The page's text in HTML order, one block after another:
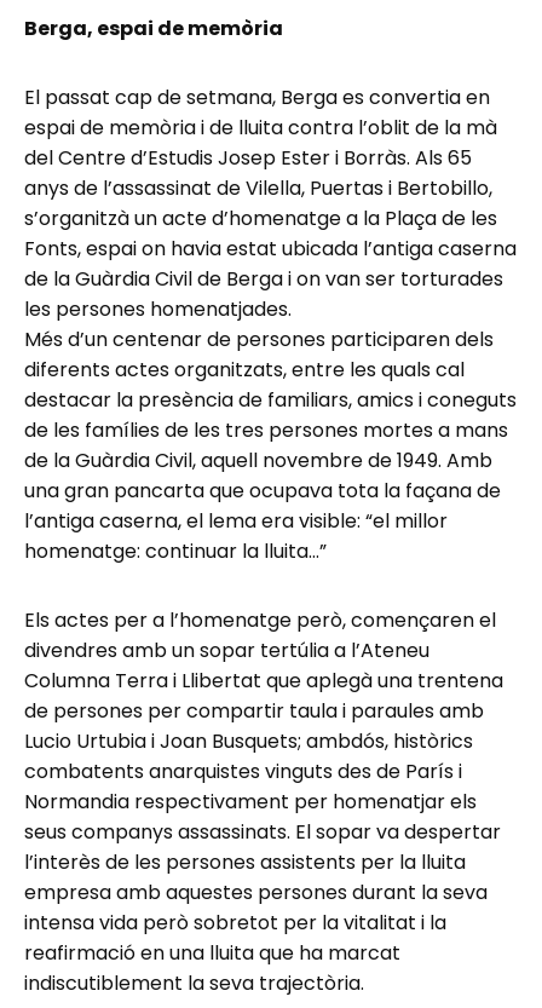
Berga, espai de memòria
El passat cap de setmana, Berga es convertia en
espai de memòria i de lluita contra l’oblit de la mà
del Centre d’Estudis Josep Ester i Borràs. Als 65
anys de l’assassinat de Vilella, Puertas i Bertobillo,
s’organitzà un acte d’homenatge a la Plaça de les
Fonts, espai on havia estat ubicada l’antiga caserna
de la Guàrdia Civil de Berga i on van ser torturades
les persones homenatjades.
Més d’un centenar de persones participaren dels
diferents actes organitzats, entre les quals cal
destacar la presència de familiars, amics i coneguts
de les famílies de les tres persones mortes a mans
de la Guàrdia Civil, aquell novembre de 1949. Amb
una gran pancarta que ocupava tota la façana de
l’antiga caserna, el lema era visible: “el millor
homenatge: continuar la lluita…”
Els actes per a l’homenatge però, començaren el
divendres amb un sopar tertúlia a l’Ateneu
Columna Terra i Llibertat que aplegà una trentena
de persones per compartir taula i paraules amb
Lucio Urtubia i Joan Busquets; ambdós, històrics
combatents anarquistes vinguts des de París i
Normandia respectivament per homenatjar els
seus companys assassinats. El sopar va despertar
l’interès de les persones assistents per la lluita
empresa amb aquestes persones durant la seva
intensa vida però sobretot per la vitalitat i la
reafirmació en una lluita que ha marcat
indiscutiblement la seva trajectòria.